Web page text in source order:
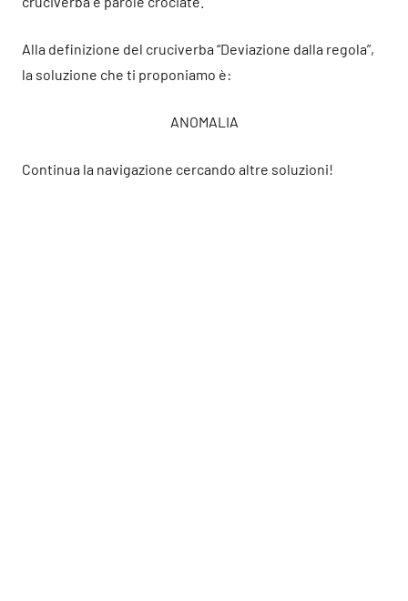
Alla definizione del cruciverba “Deviazione dalla regola”,
la soluzione che ti proponiamo è:
ANOMALIA
Continua la navigazione cercando altre soluzioni!